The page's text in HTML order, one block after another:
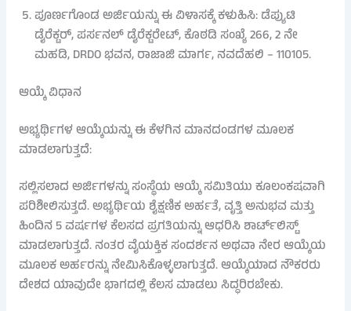
ಪೂರ್ಣಗೊಂಡ ಅರ್ಜಿಯನ್ನು ಈ ವಿಳಾಸಕ್ಕೆ ಕಳುಹಿಸಿ: ಡೆಪ್ಯುಟಿ
ಡೈರೆಕ್ಟರ್, ಪರ್ಸನಲ್ ಡೈರೆಕ್ಟರೇಟ್, ಕೊಠಡಿ ಸಂಖ್ಯೆ 266, 2 ನೇ
ಮಹಡಿ, DRDO ಭವನ, ರಾಜಾಜಿ ಮಾರ್ಗ, ನವದೆಹಲಿ – 110105.
ಆಯ್ಕೆ ವಿಧಾನ
ಅಭ್ಯರ್ಥಿಗಳ ಆಯ್ಕೆಯನ್ನು ಈ ಕೆಳಗಿನ ಮಾನದಂಡಗಳ ಮೂಲಕ
ಮಾಡಲಾಗುತ್ತದೆ:
ಸಲ್ಲಿಸಲಾದ ಅರ್ಜಿಗಳನ್ನು ಸಂಸ್ಥೆಯ ಆಯ್ಕೆ ಸಮಿತಿಯು ಕೂಲಂಕಷವಾಗಿ
ಪರಿಶೀಲಿಸುತ್ತದೆ. ಅಭ್ಯರ್ಥಿಯ ಶೈಕ್ಷಣಿಕ ಅರ್ಹತೆ, ವೃತ್ತಿ ಅನುಭವ ಮತ್ತು
ಹಿಂದಿನ 5 ವರ್ಷಗಳ ಕೆಲಸದ ಪ್ರಗತಿಯನ್ನು ಆಧರಿಸಿ ಶಾರ್ಟ್‌ಲಿಸ್ಟ್
ಮಾಡಲಾಗುತ್ತದೆ. ನಂತರ ವೈಯಕ್ತಿಕ ಸಂದರ್ಶನ ಅಥವಾ ನೇರ ಆಯ್ಕೆಯ
ಮೂಲಕ ಅರ್ಹರನ್ನು ನೇಮಿಸಿಕೊಳ್ಳಲಾಗುತ್ತದೆ. ಆಯ್ಕೆಯಾದ ನೌಕರರು
ದೇಶದ ಯಾವುದೇ ಭಾಗದಲ್ಲಿ ಕೆಲಸ ಮಾಡಲು ಸಿದ್ಧರಿರಬೇಕು.